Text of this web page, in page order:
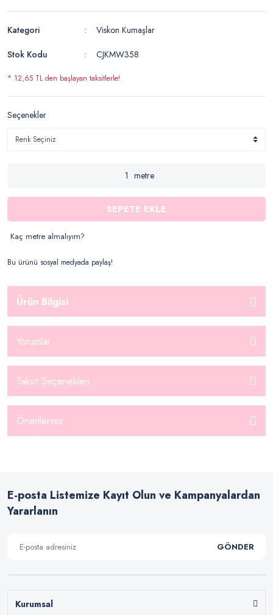
Kategori
Viskon Kumaşlar
Stok Kodu
CJKMW358
* 12,65 TL den başlayan taksitlerle!
Seçenekler
metre
SEPETE EKLE
Kaç metre almalıyım?
Bu ürünü sosyal medyada paylaş!
Ürün Bilgisi
Yorumlar
Taksit Seçenekleri
Önerileriniz
E-posta Listemize Kayıt Olun ve Kampanyalardan
Yararlanın
GÖNDER
Kurumsal